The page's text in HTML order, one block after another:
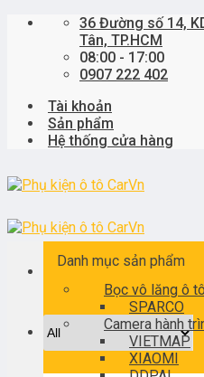
Skip
36 Đường số 14,
Tân, TP.HCM
08:00 - 17:00
0907 222 402
Tài khoản
Sản phẩm
Hệ thống cửa hàng
Danh mục sản phẩm
Bọc vô lăng ô tô
SPARCO
Camera hành
VIETMAP
XIAOMI